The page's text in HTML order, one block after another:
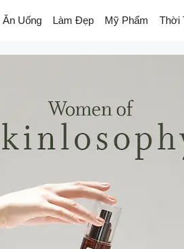
Ăn Uống Làm Đẹp Mỹ Phẩm Thời